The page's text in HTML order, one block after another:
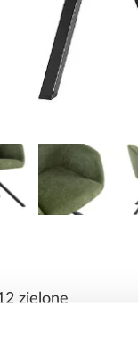
zielone